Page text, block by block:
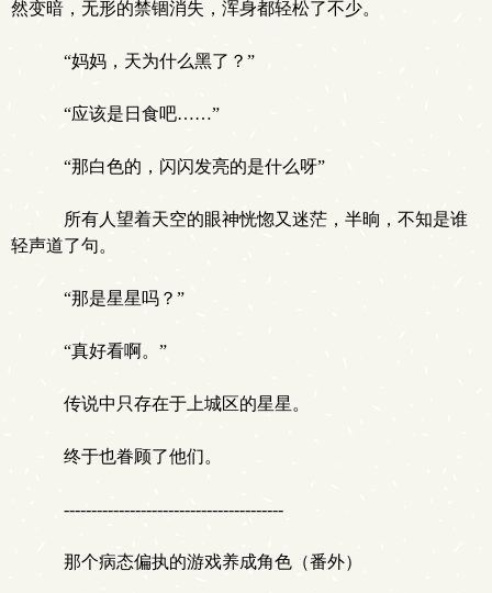
然变暗，无形的禁锢消失，浑身都轻松了不少。
“妈妈，天为什么黑了？”
“应该是日食吧……”
“那白色的，闪闪发亮的是什么呀”
所有人望着天空的眼神恍惚又迷茫，半晌，不知是谁
轻声道了句。
“那是星星吗？”
“真好看啊。”
传说中只存在于上城区的星星。
终于也眷顾了他们。
----------------------------------------
那个病态偏执的游戏养成角色（番外）